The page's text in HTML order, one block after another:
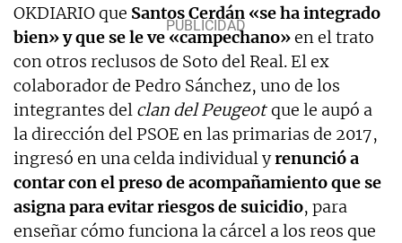
OKDIARIO que Santos Cerdán «se ha integrado
bien» y que se le ve «campechano»en el trato
con otros reclusos de Soto del Real. El ex
colaborador de Pedro Sánchez, uno de los
integrantes del clan del Peugeotque le aupó a
la dirección del PSOE en las primarias de 2017,
ingresó en una celda individual yrenunció a
contar con el preso de acompañamiento que se
asigna para evitar riesgos de suicidio, para
enseñar cómo funciona la cárcel a los reos que